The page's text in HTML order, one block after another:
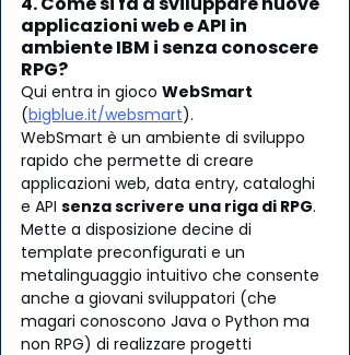
applicazioni web e API in
ambiente IBM i senza conoscere
RPG?
Qui entra in gioco WebSmart
(bigblue.it/websmart).
WebSmart è un ambiente di sviluppo
rapido che permette di creare
applicazioni web, data entry, cataloghi
e API senza scrivere una riga di RPG.
Mette a disposizione decine di
template preconfigurati e un
metalinguaggio intuitivo che consente
anche a giovani sviluppatori (che
magari conoscono Java o Python ma
non RPG) di realizzare progetti